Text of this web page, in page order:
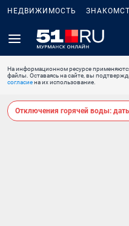
НЕДВИЖИМОСТЬ
На информационном ресурсе
файлы. Оставаясь на сайте, вы
согласиена их использование.
Отключения горячей воды: